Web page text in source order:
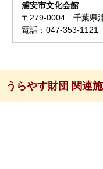
浦安市文化会館
〒279-0004 千葉県
電話：047-353-
うらやす財団 関連